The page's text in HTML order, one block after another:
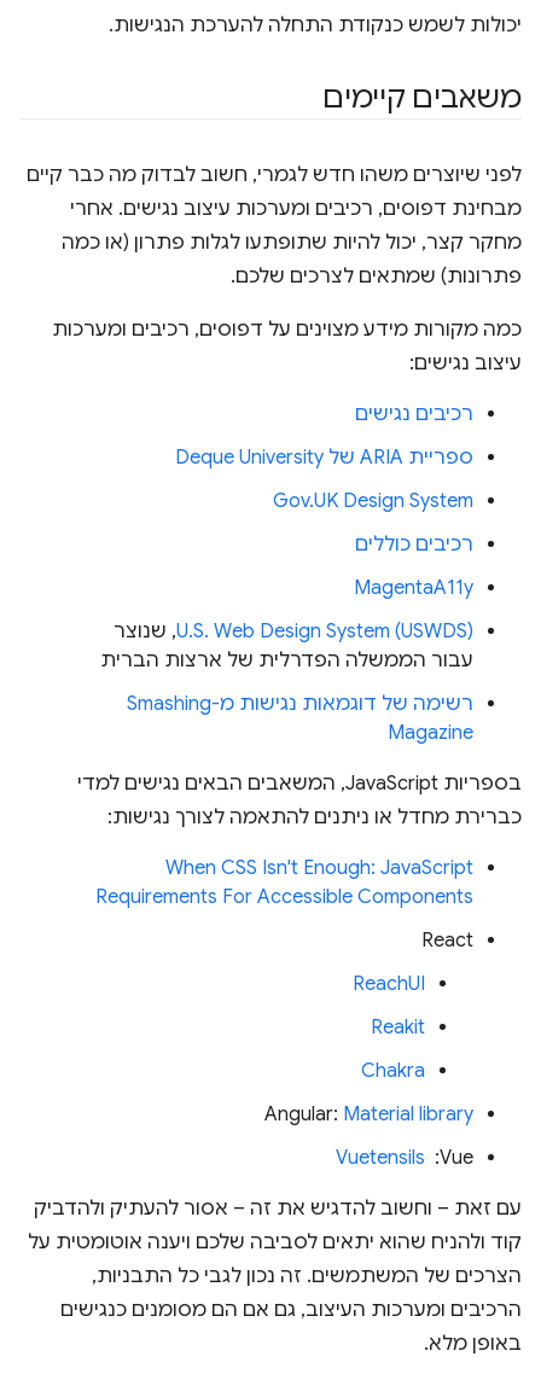
יכולות לשמש כנקודת התחלה להערכת הנגישות.
משאבים קיימים
לפני שיוצרים משהו חדש לגמרי, חשוב לבדוק מה כבר קיים
מבחינת דפוסים, רכיבים ומערכות עיצוב נגישים. אחרי
מחקר קצר, יכול להיות שתופתעו לגלות פתרון (או כמה
פתרונות) שמתאים לצרכים שלכם.
כמה מקורות מידע מצוינים על דפוסים, רכיבים ומערכות
עיצוב נגישים:
רכיבים נגישים
ספריית ARIA של Deque University
Gov.UK Design System
רכיבים כוללים
MagentaA11y
U.S. Web Design System (USWDS), שנוצר
עבור הממשלה הפדרלית של ארצות הברית
רשימה של דוגמאות נגישות מ-Smashing
Magazine
בספריות JavaScript, המשאבים הבאים נגישים למדי
כברירת מחדל או ניתנים להתאמה לצורך נגישות:
When CSS Isn't Enough: JavaScript
Requirements For Accessible Components
React
ReachUI
Reakit
Chakra
‫Angular: Material library
‫Vue: ‏
Vuetensils
עם זאת – וחשוב להדגיש את זה – אסור להעתיק ולהדביק
קוד ולהניח שהוא יתאים לסביבה שלכם ויענה אוטומטית על
הצרכים של המשתמשים. זה נכון לגבי כל התבניות,
הרכיבים ומערכות העיצוב, גם אם הם מסומנים כנגישים
באופן מלא.